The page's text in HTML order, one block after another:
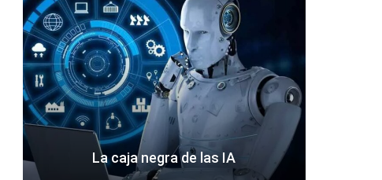
La caja negra de las IA